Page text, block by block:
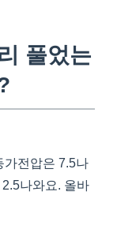
풀었는
가전압은 7.5나
나와요. 올바